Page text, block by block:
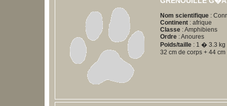
Nom scientifique:
Continent: afrique
Classe: Amphibiens
Ordre: Anoures
Poids/taille: 1 � 3.3 kg
32 cm de corps + 44